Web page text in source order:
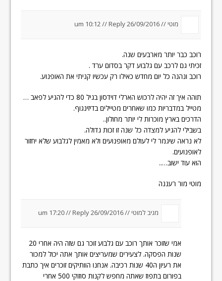
מוטי //26/09/2016 um 10:12
//Reply
רוכב כבר יותר מארבעים שנה.
זכיתי גם לרכב עם גלבוע דקר בסדום ערד .
רוכב ונהנה כל יום מחדש כאילו רק עכשיו קניתי את האופנוע.
תוהה איך זה יהיה לרכוש הארלי דוידסון בגיל 80 כדי להגיע לפאב …
מטייל במדבריות כמו שאחרים מטיילים בדיזינגוף.
הדרכים בארץ מוכרות לי יותר מחולון..
בשבילי להגיע למצדה כל שנה זו זכות גדולה.
לא נראה שיגמר לי לעולם מאופנועים ולא מאמין לגלבוע שלא יחזור
לאופנועים.
הוא עוד ישוב…..
מוטי מור רעננה
מגיב למוטי //26/09/2016 um 17:20
//Reply
אמי שזוכר אותך רוכב עם גלבוע זוכר גם שזה היה אחרי 20
שנות הפסקה. לצעירים שמעריצים אותך אתה יכול למכור
את רעיון ה40 שנות רכיבה. אנחנו הוותיקים זוכרים איך כתבת
בפורום בתפוז שאתה מחפש לקנות סוזוקי 500 אחרי